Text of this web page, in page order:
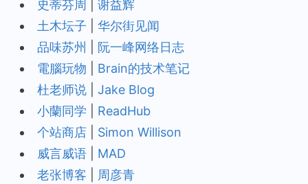
史蒂芬周
谢益辉
土木坛子
华尔街见闻
品味苏州
阮一峰网络日志
電腦玩物
Brain的技术笔记
杜老师说
Jake Blog
小蘭同学
ReadHub
个站商店
Simon Willison
威言威语
MAD
老张博客
周彦青